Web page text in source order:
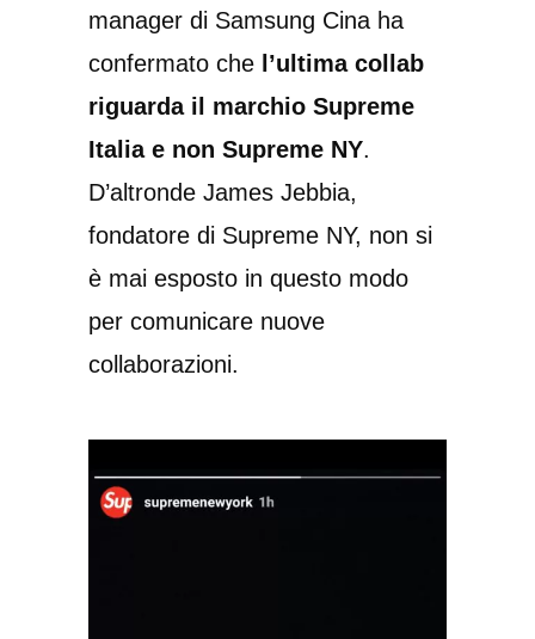
manager di Samsung Cina ha
confermato che l’ultima collab
riguarda il marchio Supreme
Italia e non Supreme NY.
D’altronde James Jebbia,
fondatore di Supreme NY, non si
è mai esposto in questo modo
per comunicare nuove
collaborazioni.